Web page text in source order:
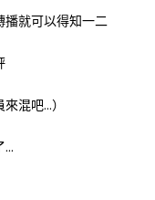
播就可以得知一二
混吧...）